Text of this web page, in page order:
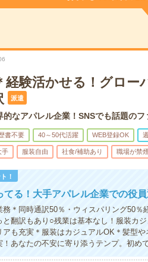
経験活かせる！グロ
派遣
的なアパレル企業！SNSでも話題の
書不要 40～50代活躍 WEB登録OK
手 服装自由 社食/補助あり 職場が禁
！
てる！大手アパレル企業での役員
務＊同時通訳50％・ウィスパリング50
と翻訳もあり○残業は基本なし！服装カ
アも充実＊服装はカジュアルOK＊髪型
！あなたの不安に寄り添うテンプ。初め